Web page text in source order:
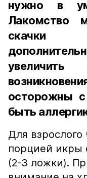
нужно в
Лакомство
скачки
осторожны
быть
Для взрослого
порцией икры
(2-3 ложки).